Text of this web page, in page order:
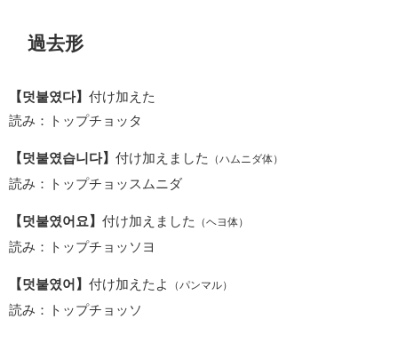
過去形
【덧붙였다】 付け加えた
読み：トップチョッタ
【덧붙였습니다】 付け加えました （ハムニダ体）
読み：トップチョッスムニダ
【덧붙였어요】 付け加えました （ヘヨ体）
読み：トップチョッソヨ
【덧붙였어】 付け加えたよ （パンマル）
読み：トップチョッソ